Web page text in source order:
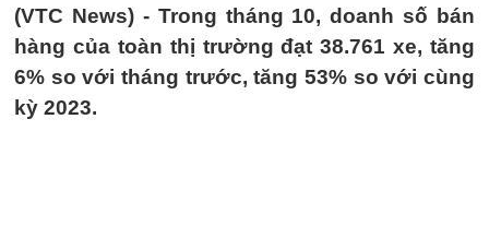
(VTC News) - Trong tháng 10, doanh số bán
hàng của toàn thị trường đạt 38.761 xe, tăng
6% so với tháng trước, tăng 53% so với cùng
kỳ 2023.